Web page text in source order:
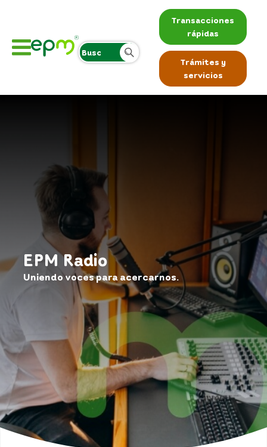
Transacciones
rápidas
Trámites y
servicios
EPM Radio
Uniendo voces para acercarnos.